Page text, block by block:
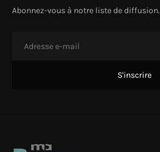
Abonnez-vous à notre liste de diffusion.